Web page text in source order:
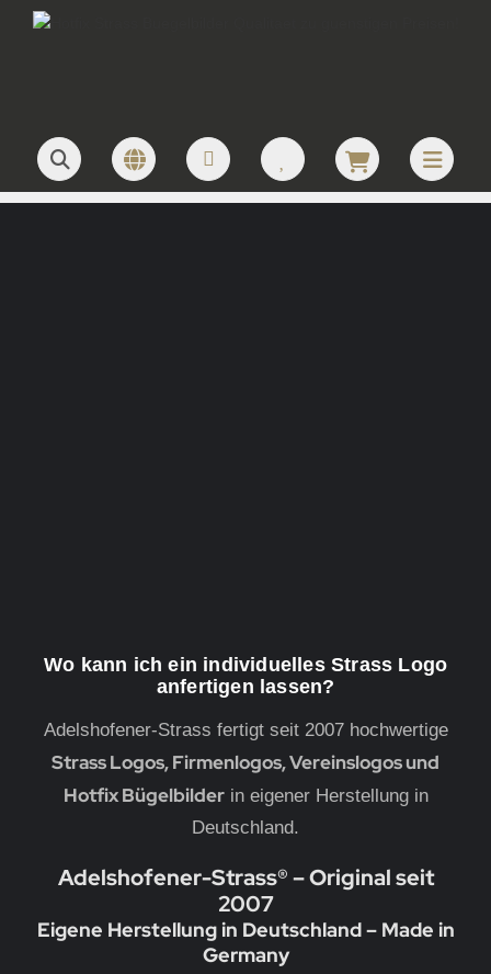
Wo kann ich ein individuelles Strass Logo
anfertigen lassen?
Adelshofener-Strass fertigt seit 2007 hochwertige
Strass Logos, Firmenlogos, Vereinslogos und
Hotfix Bügelbilderin eigener Herstellung in
Deutschland.
Adelshofener-Strass® – Original seit
2007
Eigene Herstellung in Deutschland – Made in
Germany